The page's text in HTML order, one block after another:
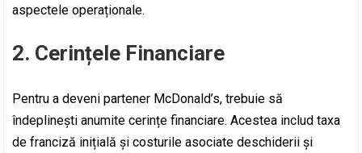
aspectele operaționale.
2. Cerințele Financiare
Pentru a deveni partener McDonald’s, trebuie să
îndeplinești anumite cerințe financiare. Acestea includ taxa
de franciză inițială și costurile asociate deschiderii și